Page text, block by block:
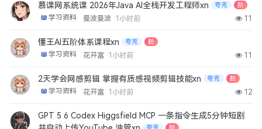
慕课网系统课 2026年Java AI全栈开发工程师xn 夸克 新
学习资料 曼波曼波 1小时前 11
懂王AI五阶体系课程xn 夸克 新
学习资料 花开富 1小时前 11
2天学会网感剪辑 掌握有质感视频剪辑技能xn 夸克 新
学习资料 花开富 1小时前 12
GPT 5 6 Codex Higgsfield MCP 一条指令生成5分钟短剧
夸克 新